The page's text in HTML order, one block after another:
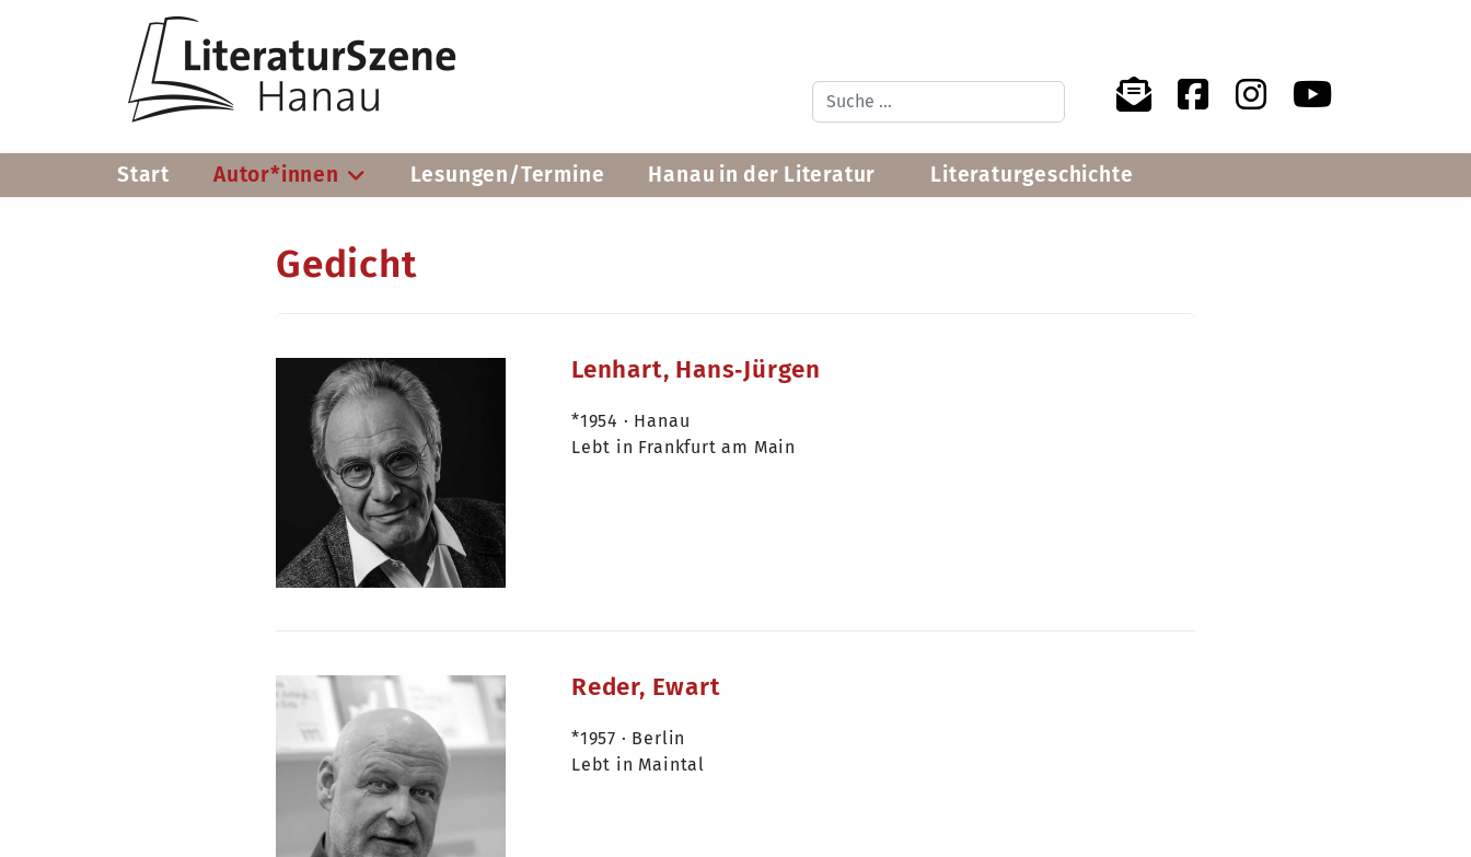
Suchen
Start Autor*innen Lesungen/Termine Hanau in der Literatur Literaturgeschichte
Gedicht
Lenhart, Hans‐Jürgen
*1954 · Hanau
Lebt in Frankfurt am Main
Reder, Ewart
*1957 · Berlin
Lebt in Maintal